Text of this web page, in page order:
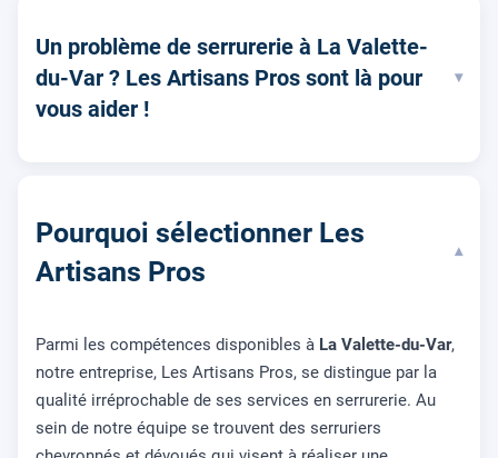
Un problème de serrurerie à La Valette-
du-Var ? Les Artisans Pros sont là pour
vous aider !
▾
Pourquoi sélectionner Les
Artisans Pros
▾
Parmi les compétences disponibles à La Valette-du-Var,
notre entreprise, Les Artisans Pros, se distingue par la
qualité irréprochable de ses services en serrurerie. Au
sein de notre équipe se trouvent des serruriers